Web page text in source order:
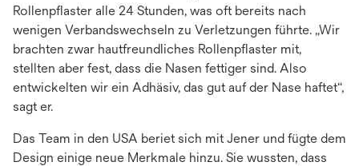
Rollenpflaster alle 24 Stunden, was oft bereits nach
wenigen Verbandswechseln zu Verletzungen führte. „Wir
brachten zwar hautfreundliches Rollenpflaster mit,
stellten aber fest, dass die Nasen fettiger sind. Also
entwickelten wir ein Adhäsiv, das gut auf der Nase haftet“,
sagt er.
Das Team in den USA beriet sich mit Jener und fügte dem
Design einige neue Merkmale hinzu. Sie wussten, dass